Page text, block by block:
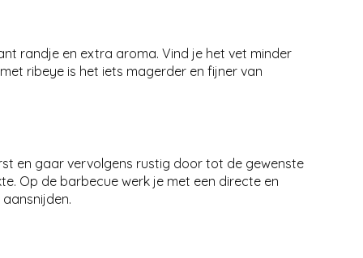
randje en extra aroma. Vind je het vet minder
ribeye is het iets magerder en fijner van
en gaar vervolgens rustig door tot de gewenste
Op de barbecue werk je met een directe en